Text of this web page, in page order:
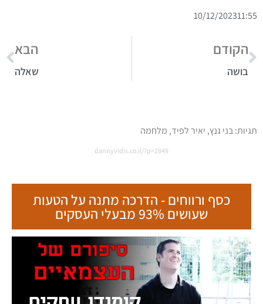
11:55
10/12/2023
הקודם
בושה
הבא
שאלה
תגיות:בני גנץ, יאיר לפיד, מלחמה
dannyvidis.co.il/?p=2849
כסף ורווחים - הדרכה מתנה על הטעות
שעושים 93% מבעלי העסקים